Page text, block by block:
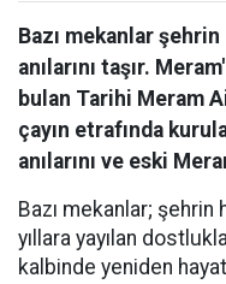
Bazı mekanlar şehrin
anılarını taşır.
bulan Tarihi Meram
çayın etrafında
anılarını ve eski
Bazı mekanlar; şehrin
yıllara yayılan
kalbinde yeniden